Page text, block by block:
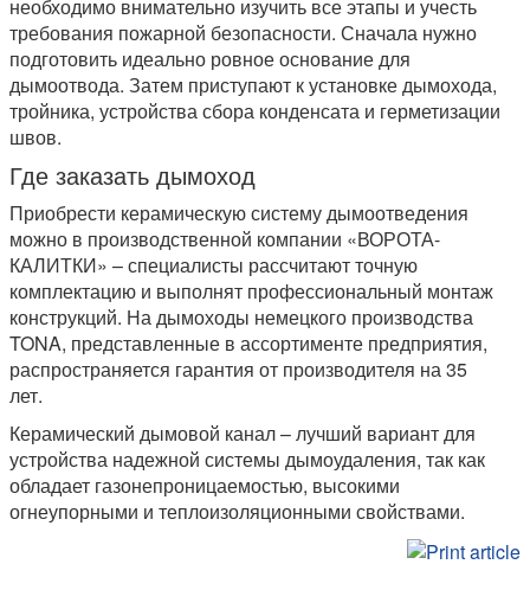
необходимо внимательно изучить все этапы и учесть
требования пожарной безопасности. Сначала нужно
подготовить идеально ровное основание для
дымоотвода. Затем приступают к установке дымохода,
тройника, устройства сбора конденсата и герметизации
швов.
Где заказать дымоход
Приобрести керамическую систему дымоотведения
можно в производственной компании «ВОРОТА-
КАЛИТКИ» – специалисты рассчитают точную
комплектацию и выполнят профессиональный монтаж
конструкций. На дымоходы немецкого производства
TONA, представленные в ассортименте предприятия,
распространяется гарантия от производителя на 35
лет.
Керамический дымовой канал – лучший вариант для
устройства надежной системы дымоудаления, так как
обладает газонепроницаемостью, высокими
огнеупорными и теплоизоляционными свойствами.